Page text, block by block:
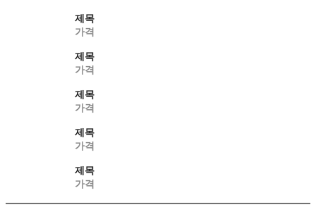
제목
가격
제목
가격
제목
가격
제목
가격
제목
가격